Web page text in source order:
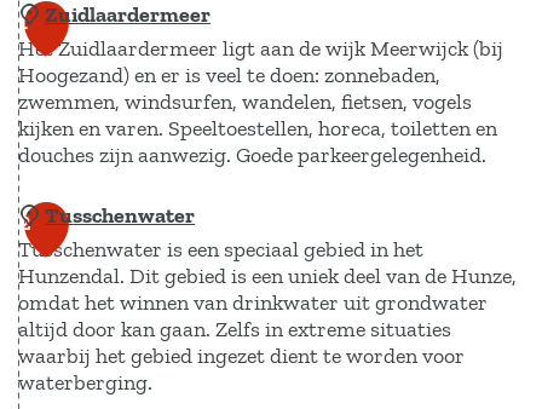
1
Zuidlaardermeer
Het Zuidlaardermeer ligt aan de wijk Meerwijck (bij
Hoogezand) en er is veel te doen: zonnebaden,
zwemmen, windsurfen, wandelen, fietsen, vogels
kijken en varen. Speeltoestellen, horeca, toiletten en
douches zijn aanwezig. Goede parkeergelegenheid.
Z
u
i
d
l
a
2 Tusschenwater
Tusschenwater is een speciaal gebied in het
Hunzendal. Dit gebied is een uniek deel van de Hunze,
omdat het winnen van drinkwater uit grondwater
altijd door kan gaan. Zelfs in extreme situaties
waarbij het gebied ingezet dient te worden voor
waterberging.